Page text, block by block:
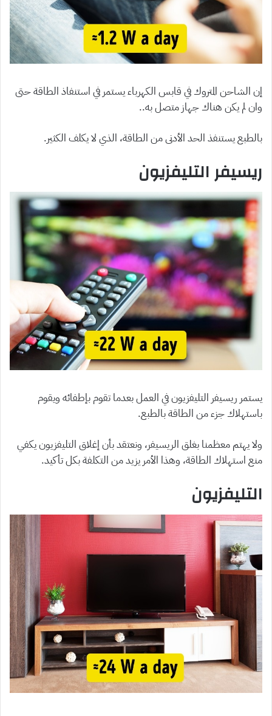
إن الشاحن المتروك في قابس الكهرباء يستمر في استنفاذ الطاقة حتى
وان لم يكن هناك جهاز متصل به..
بالطبع يستنفذ الحد الأدنى من الطاقة، الذي لا يكلف الكثير.
ريسيفر التليفزيون
يستمر ريسيفر التليفزيون في العمل بعدما تقوم بإطفائه ويقوم
باستهلاك جزء من الطاقة بالطبع.
ولا يهتم معظمنا بغلق الريسيفر، ونعتقد بأن إغلاق التليفزيون يكفي
منع استهلاك الطاقة، وهذا الأمر يزيد من التكلفة بكل تأكيد.
التليفزيون